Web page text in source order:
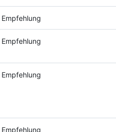
Empfehlung
Empfehlung
Empfehlung
Empfehlung